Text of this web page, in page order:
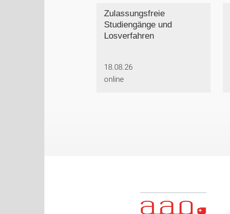
Zulassungsfreie
Studiengänge und
Losverfahren
18.08.26
online